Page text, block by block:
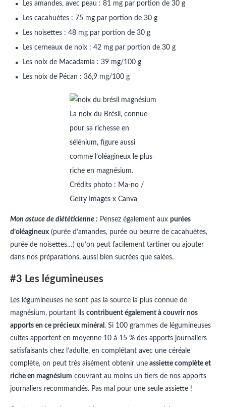
Les amandes, avec peau : 81 mg par portion de 30 g
Les cacahuètes : 75 mg par portion de 30 g
Les noisettes : 48 mg par portion de 30 g
Les cerneaux de noix : 42 mg par portion de 30 g
Les noix de Macadamia : 39 mg/100 g
Les noix de Pécan : 36,9 mg/100 g
La noix du Brésil, connue
pour sa richesse en
sélénium, figure aussi
comme l’oléagineux le plus
riche en magnésium.
Crédits photo : Ma-no /
Getty Images x Canva
Mon astuce de diététicienne : Pensez également aux purées
d’oléagineux (purée d’amandes, purée ou beurre de cacahuètes,
purée de noisettes…) qu’on peut facilement tartiner ou ajouter
dans nos préparations, aussi bien sucrées que salées.
#3 Les légumineuses
Les légumineuses ne sont pas la source la plus connue de
magnésium, pourtant ils contribuent également à couvrir nos
apports en ce précieux minéral . Si 100 grammes de légumineuses
cuites apportent en moyenne 10 à 15 % des apports journaliers
satisfaisants chez l’adulte, en complétant avec une céréale
complète, on peut très aisément obtenir une assiette complète et
riche en magnésium couvrant au moins un tiers de nos apports
journaliers recommandés. Pas mal pour une seule assiette !